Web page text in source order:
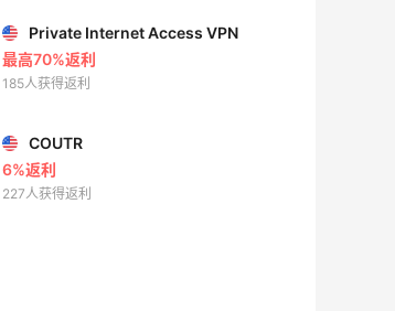
Private Internet Access VPN
最高70%返利
185人获得返利
COUTR
6%返利
227人获得返利